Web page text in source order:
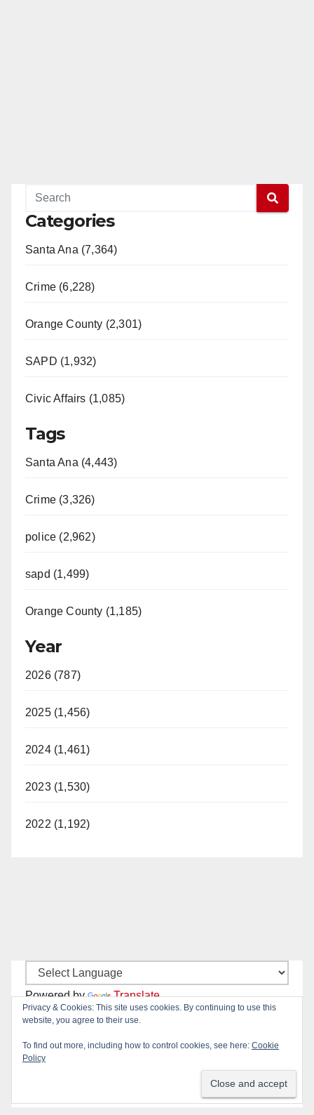
Categories
Santa Ana (7,364)
Crime (6,228)
Orange County (2,301)
SAPD (1,932)
Civic Affairs (1,085)
Tags
Santa Ana (4,443)
Crime (3,326)
police (2,962)
sapd (1,499)
Orange County (1,185)
Year
2026 (787)
2025 (1,456)
2024 (1,461)
2023 (1,530)
2022 (1,192)
Powered by Translate
New Santa Ana on Facebook
Privacy & Cookies: This site uses cookies. By continuing to use this
website, you agree to their use.
To find out more, including how to control cookies, see here: Cookie
Policy